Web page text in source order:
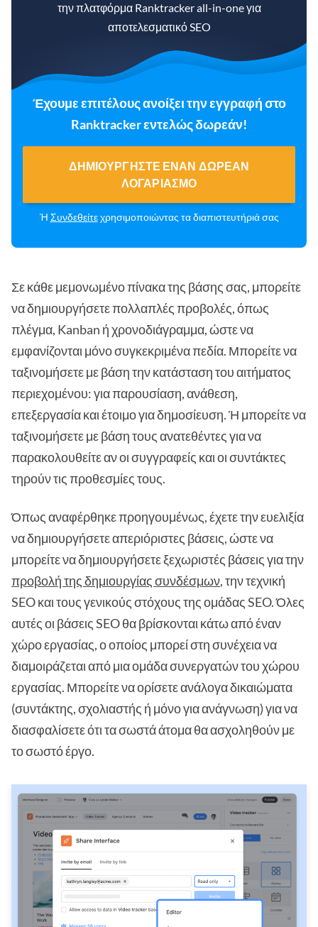
την πλατφόρμα Ranktracker all-in-one για
αποτελεσματικό SEO
Έχουμε επιτέλους ανοίξει την εγγραφή στο
Ranktracker εντελώς δωρεάν!
ΔΗΜΙΟΥΡΓΉΣΤΕ ΈΝΑΝ ΔΩΡΕΆΝ
ΛΟΓΑΡΙΑΣΜΌ
Ή Συνδεθείτεχρησιμοποιώντας τα διαπιστευτήριά σας
Σε κάθε μεμονωμένο πίνακα της βάσης σας, μπορείτε
να δημιουργήσετε πολλαπλές προβολές, όπως
πλέγμα, Kanban ή χρονοδιάγραμμα, ώστε να
εμφανίζονται μόνο συγκεκριμένα πεδία. Μπορείτε να
ταξινομήσετε με βάση την κατάσταση του αιτήματος
περιεχομένου: για παρουσίαση, ανάθεση,
επεξεργασία και έτοιμο για δημοσίευση. Ή μπορείτε να
ταξινομήσετε με βάση τους ανατεθέντες για να
παρακολουθείτε αν οι συγγραφείς και οι συντάκτες
τηρούν τις προθεσμίες τους.
Όπως αναφέρθηκε προηγουμένως, έχετε την ευελιξία
να δημιουργήσετε απεριόριστες βάσεις, ώστε να
μπορείτε να δημιουργήσετε ξεχωριστές βάσεις για την
προβολή της δημιουργίας συνδέσμων, την τεχνική
SEO και τους γενικούς στόχους της ομάδας SEO. Όλες
αυτές οι βάσεις SEO θα βρίσκονται κάτω από έναν
χώρο εργασίας, ο οποίος μπορεί στη συνέχεια να
διαμοιράζεται από μια ομάδα συνεργατών του χώρου
εργασίας. Μπορείτε να ορίσετε ανάλογα δικαιώματα
(συντάκτης, σχολιαστής ή μόνο για ανάγνωση) για να
διασφαλίσετε ότι τα σωστά άτομα θα ασχοληθούν με
το σωστό έργο.